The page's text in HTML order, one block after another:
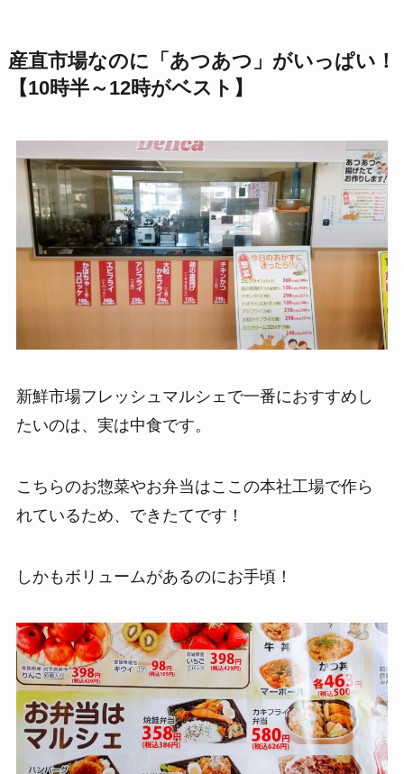
産直市場なのに「あつあつ」がいっぱい！
【10時半～12時がベスト】
新鮮市場フレッシュマルシェで一番におすすめし
たいのは、実は中食です。
こちらのお惣菜やお弁当はここの本社工場で作ら
れているため、できたてです！
しかもボリュームがあるのにお手頃！